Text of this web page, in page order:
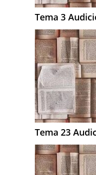
Tema 3
Tema 23